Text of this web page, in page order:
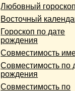
Любовный гороскоп
Восточный
Гороскоп по дате
рождения
Совместимость
Совместимость по
рождения
Совместимость по